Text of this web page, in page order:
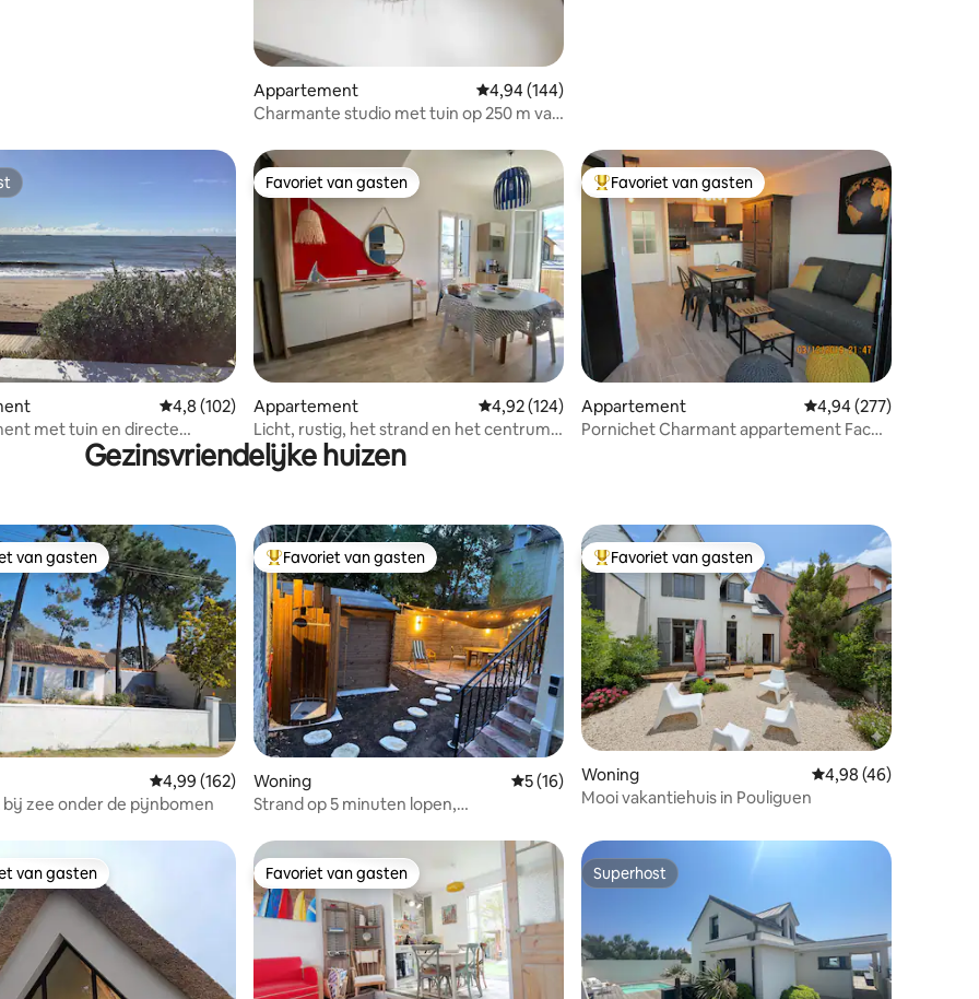
Appartement Gemiddelde beoordeling van 4,94 uit 5, 144 recensies
4,94 (144)
Charmante studio met tuin op 250 m van
van 4,98 uit 5, 241 recensiesGemiddelde beoordeling van 4,8 uit 5, 102 recensies
4,8 (102)
met tuin en directe
het strand
Favoriet van gasten
Favoriet van gasten
Appartement Gemiddelde beoordeling van 4,92 uit 5, 124 recensies
4,92 (124)
Licht, rustig, het strand en het centrum
op 400 m
Topfavoriet van gasten
Favoriet van gasten
Appartement Gemiddelde
4,94 (277)
Pornichet Charmant appartement Face
Gezinsvriendelijke huizen
van 4,92 uit 5, 159 recensies
van gasten
van gasten
Gemiddelde beoordeling van 4,99 uit 5, 162 recensies
4,99 (162)
bij zee onder de pijnbomen
Topfavoriet van gasten
Favoriet van gasten
Woning Gemiddelde beoordeling van 5 uit 5, 16 recensies
5 (16)
Strand op 5 minuten lopen,
Topfavoriet van gasten
Favoriet van gasten
Woning Gemiddelde
4,98 (46)
Mooi vakantiehuis in Pouliguen
van gasten
van gasten Favoriet van gasten
Favoriet van gasten Superhost
Superhost